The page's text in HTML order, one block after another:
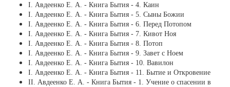
І. Авдеенко Е. А. - Книга Бытия - 4. Каин
І. Авдеенко Е. А. - Книга Бытия - 5. Сыны Божии
І. Авдеенко Е. А. - Книга Бытия - 6. Перед Потопом
І. Авдеенко Е. А. - Книга Бытия - 7. Кивот Ноя
І. Авдеенко Е. А. - Книга Бытия - 8. Потоп
І. Авдеенко Е. А. - Книга Бытия - 9. Завет с Ноем
І. Авдеенко Е. А. - Книга Бытия - 10. Вавилон
І. Авдеенко Е. А. - Книга Бытия - 11. Бытие и Откровение
ІІ. Авдеенко Е. А. - Книга Бытия - 1. Учение о спасении в